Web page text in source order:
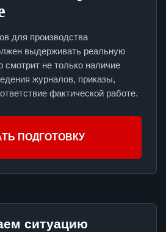
для производства
выдерживать реальную
смотрит не только наличие
журналов, приказы,
фактической работе.
ПОДГОТОВКУ
ситуацию